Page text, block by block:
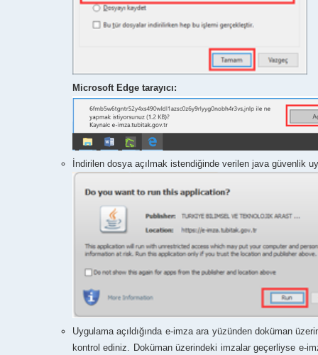
Microsoft Edge tarayıcı:
İndirilen dosya açılmak istendiğinde verilen java güvenlik
Uygulama açıldığında e-imza ara yüzünden doküman
kontrol ediniz. Doküman üzerindeki imzalar geçerliyse e-